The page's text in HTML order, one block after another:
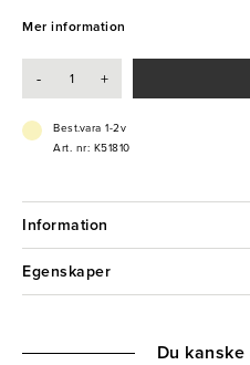
man än önskar att stöta.
- Trähandtag
Mer information
- +
Best.vara 1-2v
Art. nr: K51810
Information
Egenskaper
Du